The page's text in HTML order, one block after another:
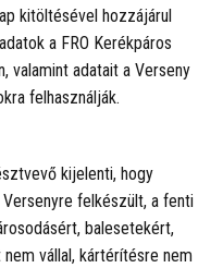
kitöltésével hozzájárul
a FRO Kerékpáros
valamint adatait a Verseny
felhasználják.
kijelenti, hogy
felkészült, a fenti
balesetekért,
vállal, kártérítésre nem